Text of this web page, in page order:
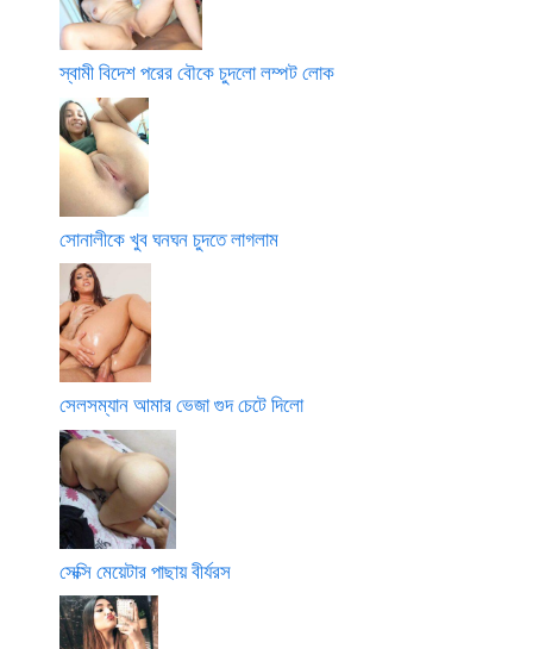
স্বামী বিদেশ পরের বৌকে চুদলো লম্পট লোক
সোনালীকে খুব ঘনঘন চুদতে লাগলাম
সেলসম্যান আমার ভেজা গুদ চেটে দিলো
সেক্সি মেয়েটার পাছায় বীর্যরস